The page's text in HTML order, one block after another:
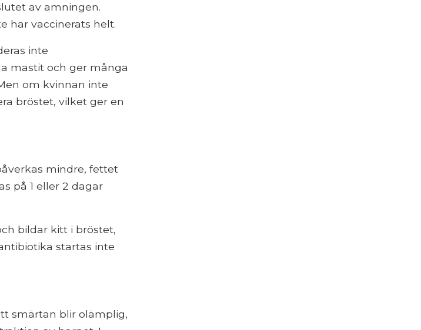
av amningen.
har vaccinerats helt.
inte
mastit och ger många
om kvinnan inte
bröstet, vilket ger en
mindre, fettet
på 1 eller 2 dagar
bildar kitt i bröstet,
startas inte
smärtan blir olämplig,